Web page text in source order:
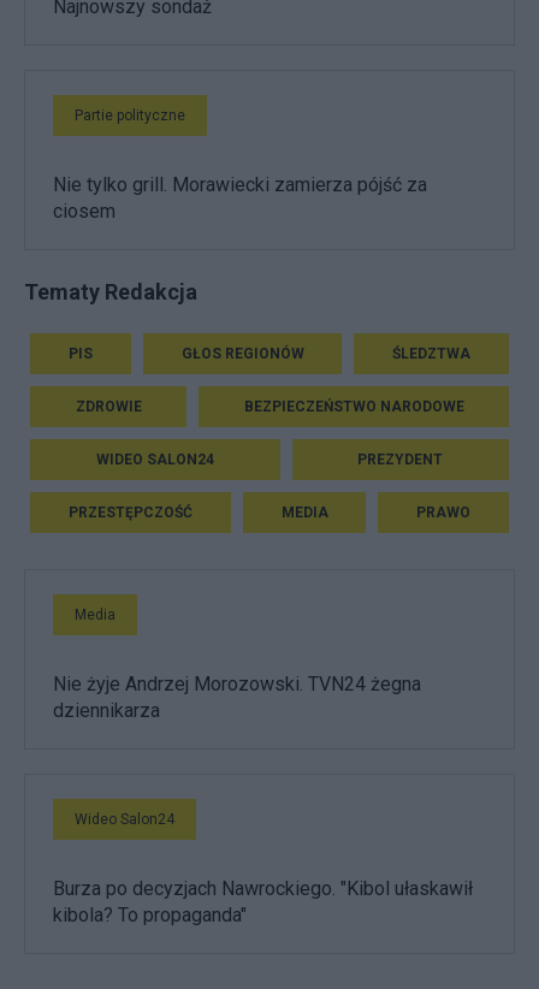
Najnowszy sondaż
Partie polityczne
Nie tylko grill. Morawiecki zamierza pójść za
ciosem
Tematy Redakcja
PIS GŁOS REGIONÓW ŚLEDZTWA
ZDROWIE BEZPIECZEŃSTWO NARODOWE
WIDEO SALON24 PREZYDENT
PRZESTĘPCZOŚĆ MEDIA PRAWO
Media
Nie żyje Andrzej Morozowski. TVN24 żegna
dziennikarza
Wideo Salon24
Burza po decyzjach Nawrockiego. "Kibol ułaskawił
kibola? To propaganda"